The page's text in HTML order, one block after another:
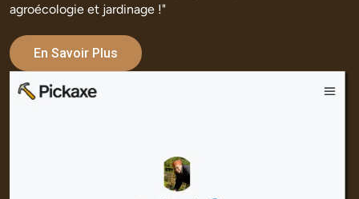
agroécologie et jardinage !"
En Savoir Plus